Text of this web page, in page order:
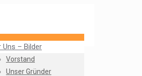
Uns – Bilder
Vorstand
Unser Gründer